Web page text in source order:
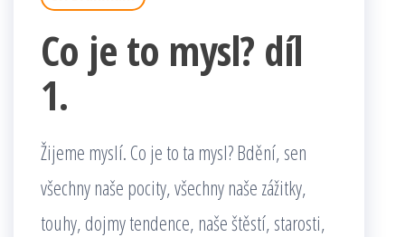
Co je to mysl? díl
1.
Žijeme myslí. Co je to ta mysl? Bdění, sen
všechny naše pocity, všechny naše zážitky,
touhy, dojmy tendence, naše štěstí, starosti,